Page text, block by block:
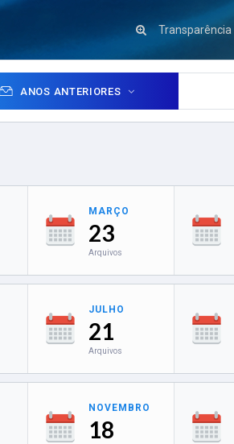
Transparência
ANOS ANTERIORES
MARÇO
23
Arquivos
JULHO
21
Arquivos
NOVEMBRO
18